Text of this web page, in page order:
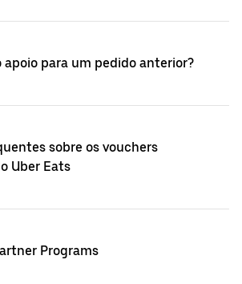
apoio para um pedido anterior?
sobre os vouchers
Uber Eats
Programs